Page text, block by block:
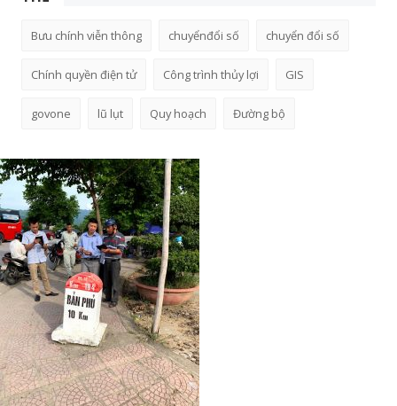
Bưu chính viễn thông chuyểnđổi số chuyển đổi số
Chính quyền điện tử Công trình thủy lợi GIS
govone lũ lụt Quy hoạch Đường bộ